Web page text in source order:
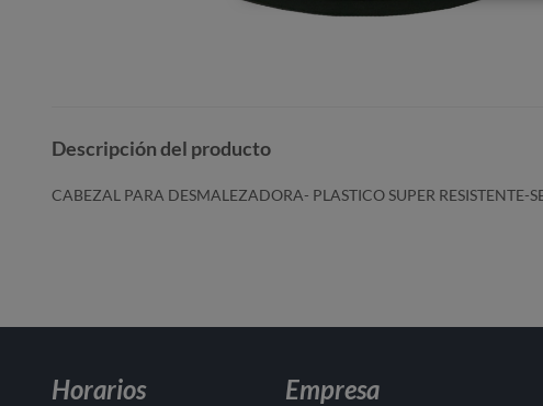
Descripción del producto
CABEZAL PARA DESMALEZADORA- PLASTICO SUPER
Horarios Empresa